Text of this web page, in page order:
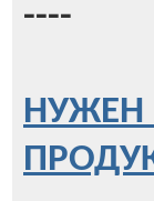
----
НУЖЕН